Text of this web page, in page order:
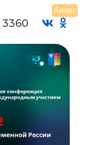
Анонс
3360